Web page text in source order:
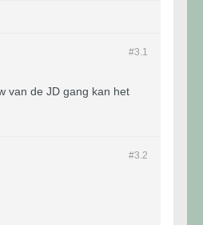
#3. 1
van de JD gang kan het
#3. 2